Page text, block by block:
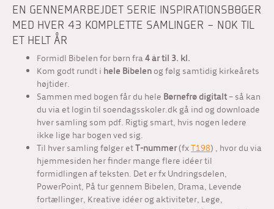
EN GENNEMARBEJDET SERIE INSPIRATIONSBØGER
MED HVER 43 KOMPLETTE SAMLINGER – NOK TIL
ET HELT ÅR
Formidl Bibelen for børn fra4 år til 3. kl.
Kom godt rundt i hele Bibelenog følg samtidig kirkeårets
højtider.
Sammen med bogen får du hele Børnefrø digitalt– så kan
du via et login til soendagsskoler.dk gå ind og downloade
hver samling som pdf. Rigtig smart, hvis nogen ledere
ikke lige har bogen ved sig.
Til hver samling følger etT-nummer(fxT198) , hvor du via
hjemmesiden her finder mange flere idéer til
formidlingen af teksten. Det er fx Undringsdelen,
PowerPoint, På tur gennem Bibelen, Drama, Levende
fortællinger, Kreative idéer og aktiviteter, Lege,